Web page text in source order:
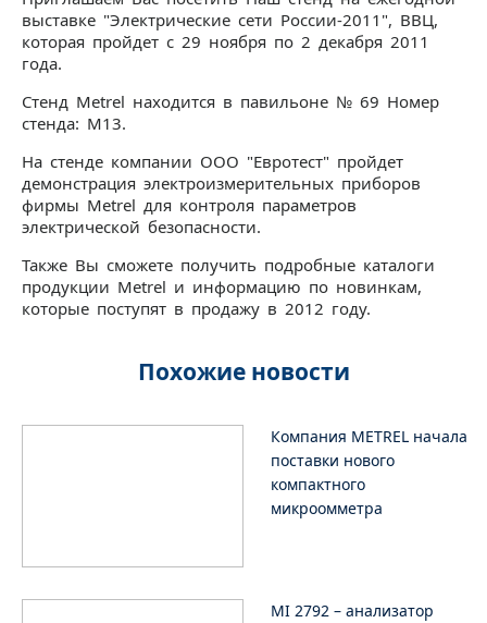
выставке "Электрические сети России-2011", ВВЦ,
которая пройдет с 29 ноября по 2 декабря 2011
года.
Стенд Metrel находится в павильоне № 69 Номер
стенда: M13.
На стенде компании ООО "Евротест" пройдет
демонстрация электроизмерительных приборов
фирмы Metrel для контроля параметров
электрической безопасности.
Также Вы сможете получить подробные каталоги
продукции Metrel и информацию по новинкам,
которые поступят в продажу в 2012 году.
Похожие новости
Компания METREL начала
поставки нового
компактного
микроомметра
MI 2792 – анализатор